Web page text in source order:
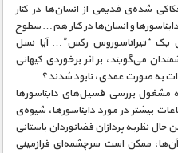
شده‌ی قدیمی از انسان‌ها در کنار
و انسان‌ها در کنار هم… سطوح
یک “تیراناسوروس رکس”… آیا نسل
می‌گویند، بر اثر برخوردی کیهانی
به صورت عمدی، نابود شدند؟
طی ۲۰۰ سال گذشته مشغول بررسی فسیل‌های دایناسورها
بیشتر در مورد دایناسورها، شیوه‌ی
نظریه پردازان فضانوردان باستانی
ممکن است سرچشمه‌ای فرازمینی